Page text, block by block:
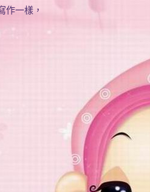
作一樣，